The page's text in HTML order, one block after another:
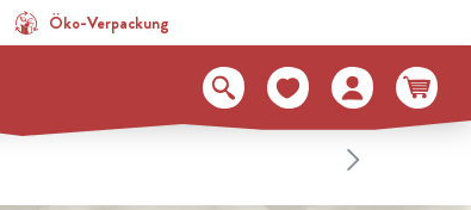
Öko-Verpackung